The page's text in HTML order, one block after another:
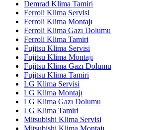
Demrad Klima Tamiri
Ferroli Klima Servisi
Ferroli Klima Montajı
Ferroli Klima Gazı Dolumu
Ferroli Klima Tamiri
Fujitsu Klima Servisi
Fujitsu Klima Montajı
Fujitsu Klima Gazı Dolumu
Fujitsu Klima Tamiri
LG Klima Servisi
LG Klima Montajı
LG Klima Gazı Dolumu
LG Klima Tamiri
Mitsubishi Klima Servisi